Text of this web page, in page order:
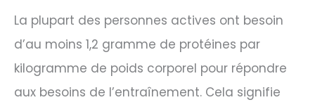
La plupart des personnes actives ont besoin
d’au moins 1,2 gramme de protéines par
kilogramme de poids corporel pour répondre
aux besoins de l’entraînement. Cela signifie